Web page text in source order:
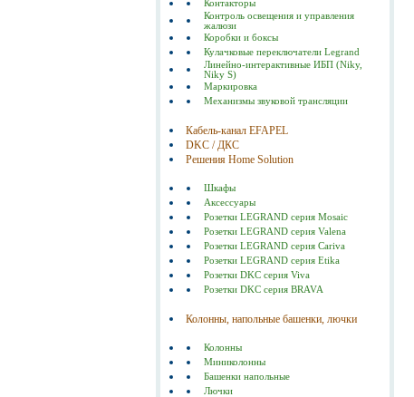
Контакторы
Контроль освещения и управления
жалюзи
Коробки и боксы
Кулачковые переключатели Legrand
Линейно-интерактивные ИБП (Niky,
Niky S)
Маркировка
Механизмы звуковой трансляции
Кабель-канал EFAPEL
DKC / ДКС
Решения Home Solution
Шкафы
Аксессуары
Розетки LEGRAND серия Mosaic
Розетки LEGRAND серия Valena
Розетки LEGRAND серия Cariva
Розетки LEGRAND серия Etika
Розетки DKC серия Viva
Розетки DKC серия BRAVA
Колонны, напольные башенки, лючки
Колонны
Миниколонны
Башенки напольные
Лючки